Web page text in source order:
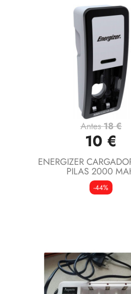
Vista rápida
Antes18 €
10 €
ENERGIZER
PILAS 2000
-44%